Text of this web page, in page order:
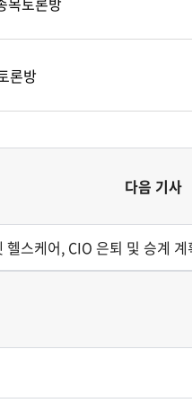
론방
다음 기사
헬스케어, CIO 은퇴 및 승계 계